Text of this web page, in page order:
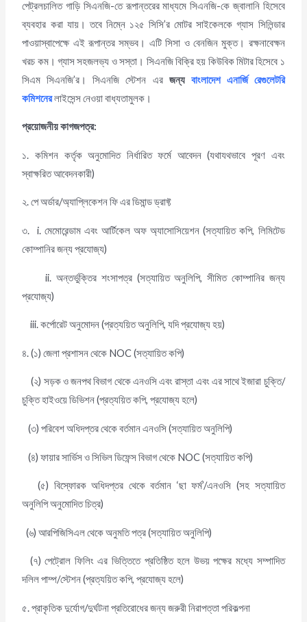
পেট্রলচালিত গাড়ি সিএনজি-তে রূপান্তরের মাধ্যমে সিএনজি-কে জ্বালানি হিসেবে
ব্যবহার করা যায়। তবে নিম্নে ১২৫ সিসি’র মোটর সাইকেলকে গ্যাস সিলিন্ডার
পাওয়াস্বাপেক্ষে এই রূপান্তর সম্ভব। এটি সিসা ও বেনজিন মুক্ত। রক্ষনাবেক্ষন
খরচ কম। গ্যাস সহজলভ্য ও সস্তা। সিএনজি বিক্রি হয় কিউবিক মিটার হিসেবে ১
সিএম সিএনজি’র। সিএনজি স্টেশন এর জন্য বাংলাদেশ এনার্জি রেগুলেটরি
কমিশনেরলাইসেন্স নেওয়া বাধ্যতামুলক।
প্রয়োজনীয় কাগজপত্র:
১. কমিশন কর্তৃক অনুমোদিত নির্ধারিত ফর্মে আবেদন (যথাযথভাবে পূরণ এবং
স্বাক্ষরিতআবেদনকারী)
২. পে অর্ডার/অ্যাপ্লিকেশন ফি এর ডিমান্ড ড্রাফ্ট
৩. i. মেমোরেন্ডাম এবং আর্টিকেল অফ অ্যাসোসিয়েশন (সত্যায়িত কপি, লিমিটেড
কোম্পানির জন্য প্রযোজ্য)
ii. অন্তর্ভুক্তির শংসাপত্র (সত্যায়িত অনুলিপি, সীমিত কোম্পানির জন্য
প্রযোজ্য)
iii. কর্পোরেট অনুমোদন (প্রত্যয়িত অনুলিপি, যদি প্রযোজ্য হয়)
৪. (১) জেলা প্রশাসন থেকে NOC (সত্যায়িত কপি)
(২) সড়ক ও জনপথ বিভাগ থেকে এনওসি এবং রাস্তা এবং এর সাথে ইজারা চুক্তি/
চুক্তিহাইওয়ে ডিভিশন (প্রত্যয়িত কপি, প্রযোজ্য হলে)
(৩) পরিবেশ অধিদপ্তর থেকে বর্তমান এনওসি (সত্যায়িত অনুলিপি)
(৪) ফায়ার সার্ভিস ও সিভিল ডিফেন্স বিভাগ থেকে NOC (সত্যায়িত কপি)
(৫) বিস্ফোরক অধিদপ্তর থেকে বর্তমান ‘ছা ফর্ম’/এনওসি (সহ সত্যায়িত
অনুলিপিঅনুমোদিত চিত্র)
(৬) আরপিজিসিএল থেকে অনুমতি পত্র (সত্যায়িত অনুলিপি)
(৭) পেট্রোল ফিলিং এর ভিত্তিতে প্রতিষ্ঠিত হলে উভয় পক্ষের মধ্যে সম্পাদিত
দলিলপাম্প/স্টেশন (প্রত্যয়িত কপি, প্রযোজ্য হলে)
৫. প্রাকৃতিক দুর্যোগ/দুর্ঘটনা প্রতিরোধের জন্য জরুরী নিরাপত্তা পরিকল্পনা